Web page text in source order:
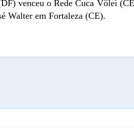
venceu o Rede Cuca Vôlei
Walter em Fortaleza (CE).